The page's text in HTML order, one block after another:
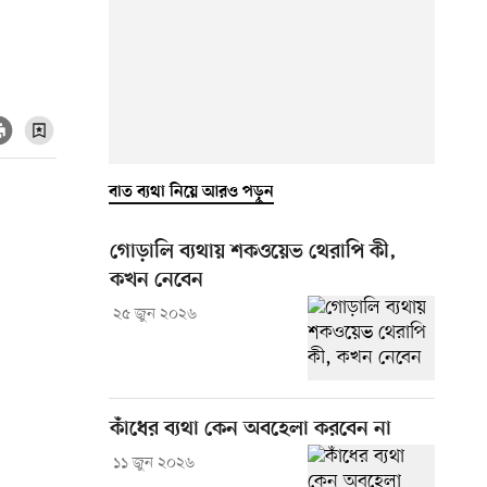
বাত ব্যথা নিয়ে আরও পড়ুন
গোড়ালি ব্যথায় শকওয়েভ থেরাপি কী,
কখন নেবেন
২৫ জুন ২০২৬
কাঁধের ব্যথা কেন অবহেলা করবেন না
১১ জুন ২০২৬